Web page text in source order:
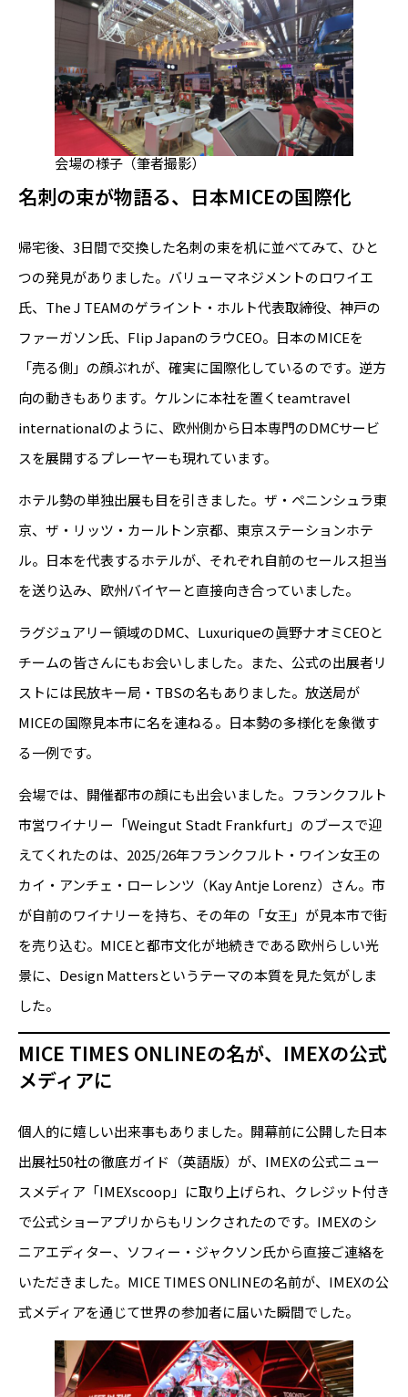
会場の様子（筆者撮影）
名刺の束が物語る、日本MICEの国際化
帰宅後、3日間で交換した名刺の束を机に並べてみて、ひと
つの発見がありました。バリューマネジメントのロワイエ
氏、The J TEAMのゲライント・ホルト代表取締役、神戸の
ファーガソン氏、Flip JapanのラウCEO。日本のMICEを
「売る側」の顔ぶれが、確実に国際化しているのです。逆方
向の動きもあります。ケルンに本社を置くteamtravel
internationalのように、欧州側から日本専門のDMCサービ
スを展開するプレーヤーも現れています。
ホテル勢の単独出展も目を引きました。ザ・ペニンシュラ東
京、ザ・リッツ・カールトン京都、東京ステーションホテ
ル。日本を代表するホテルが、それぞれ自前のセールス担当
を送り込み、欧州バイヤーと直接向き合っていました。
ラグジュアリー領域のDMC、Luxuriqueの眞野ナオミCEOと
チームの皆さんにもお会いしました。また、公式の出展者リ
ストには民放キー局・TBSの名もありました。放送局が
MICEの国際見本市に名を連ねる。日本勢の多様化を象徴す
る一例です。
会場では、開催都市の顔にも出会いました。フランクフルト
市営ワイナリー「Weingut Stadt Frankfurt」のブースで迎
えてくれたのは、2025/26年フランクフルト・ワイン女王の
カイ・アンチェ・ローレンツ（Kay Antje Lorenz）さん。市
が自前のワイナリーを持ち、その年の「女王」が見本市で街
を売り込む。MICEと都市文化が地続きである欧州らしい光
景に、Design Mattersというテーマの本質を見た気がしま
した。
MICE TIMES ONLINEの名が、IMEXの公式
メディアに
個人的に嬉しい出来事もありました。開幕前に公開した日本
出展社50社の徹底ガイド（英語版）が、IMEXの公式ニュー
スメディア「IMEXscoop」に取り上げられ、クレジット付き
で公式ショーアプリからもリンクされたのです。IMEXのシ
ニアエディター、ソフィー・ジャクソン氏から直接ご連絡を
いただきました。MICE TIMES ONLINEの名前が、IMEXの公
式メディアを通じて世界の参加者に届いた瞬間でした。